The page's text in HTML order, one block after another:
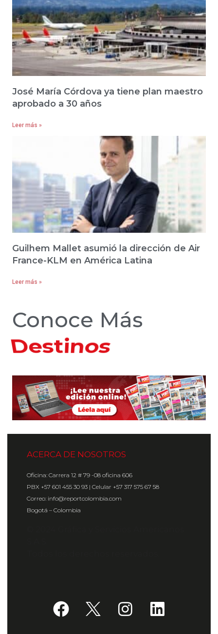
José María Córdova ya tiene plan maestro
aprobado a 30 años
Leer más »
Guilhem Mallet asumió la dirección de Air
France-KLM en América Latina
Leer más »
Conoce Más
Hoteles
ACERCA DE NOSOTROS
Oficina: Carrera 12 # 79 -08 oficina 606
PBX +57 601 455 30 93 | Celular +57 317 575 67 58
Correo: info@reportcolombia.com
Bogotá – Colombia